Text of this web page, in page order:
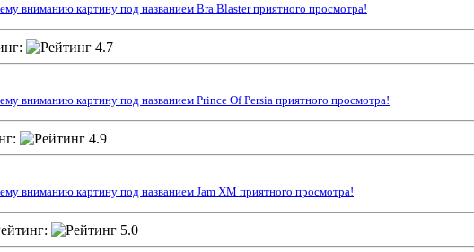
вниманию картину под названием Bra Blaster приятного просмотра!
вниманию картину под названием Prince Of Persia приятного просмотра!
вниманию картину под названием Jam XM приятного просмотра!